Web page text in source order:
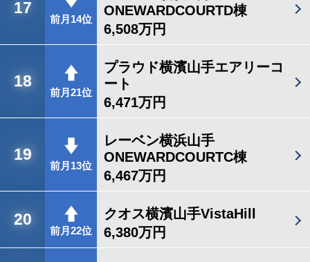
17
前月14位
ONEWARDCOURTD棟
6,508万円
18
前月21位
プラウド横濱山手エアリーコ
ート
6,471万円
19
前月13位
レーベン横浜山手
ONEWARDCOURTC棟
6,467万円
20
前月22位
クオス横濱山手VistaHill
6,380万円